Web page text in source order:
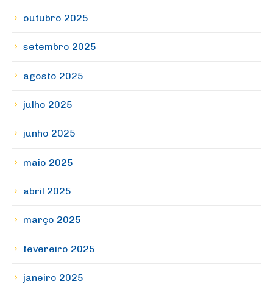
outubro 2025
setembro 2025
agosto 2025
julho 2025
junho 2025
maio 2025
abril 2025
março 2025
fevereiro 2025
janeiro 2025